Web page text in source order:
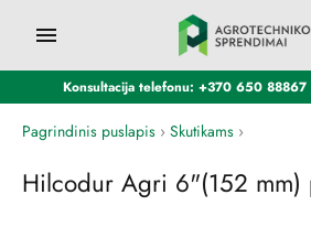
Konsultacija telefonu: +370 650
Pagrindinis puslapis › Skutikams ›
Hilcodur Agri 6"(152 mm)